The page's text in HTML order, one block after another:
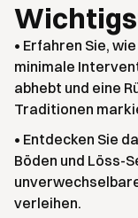
• Erfahren Sie,
minimale
abhebt und eine
Traditionen
• Entdecken Sie
Böden und Löss-
verleihen.